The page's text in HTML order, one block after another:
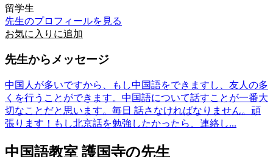
留学生
先生のプロフィールを見る
お気に入りに追加
先生からメッセージ
中国人が多いですから、もし中国語をできますし、友人の多
くを行うことができます。中国語について話すことが一番大
切なことだと思います。毎日 話さなければなりません。頑
張ります！もし北京話を勉強したかったら、連絡し...
中国語教室 護国寺の先生